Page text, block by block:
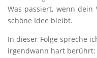
Was passiert, wenn
schöne Idee bleibt.
In dieser Folge spreche
irgendwann hart berührt: